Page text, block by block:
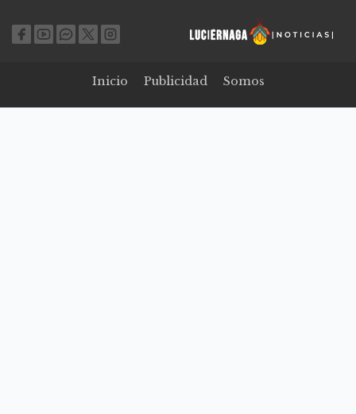
Inicio Publicidad Somos